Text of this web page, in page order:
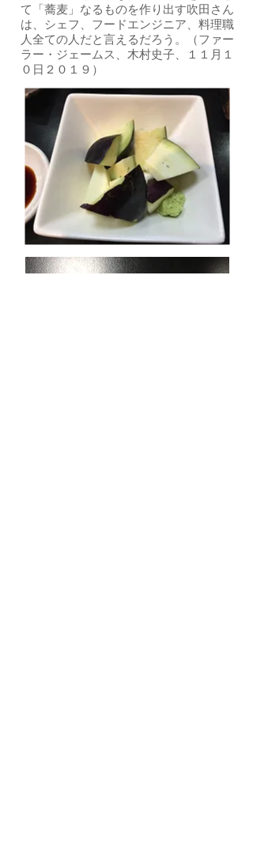
て「蕎麦」なるものを作り出す吹田さん
は、シェフ、フードエンジニア、料理職
人全ての人だと言えるだろう。（ファー
ラー・ジェームス、木村史子、１１月１
０日２０１９）